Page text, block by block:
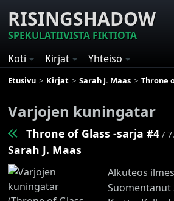
RISINGSHADOW
SPEKULATIIVISTA FIKTIOTA
Koti
Kirjat Yhteisö
Etusivu Kirjat Sarah J. Maas Throne
Varjojen kuningatar
Throne of Glass -sarja #4 /
Sarah J. Maas
Alkuteos
Suomentanut